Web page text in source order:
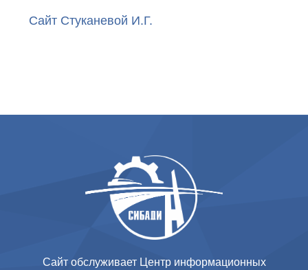
Сайт Стуканевой И.Г.
Сайт обслуживает Центр информационных